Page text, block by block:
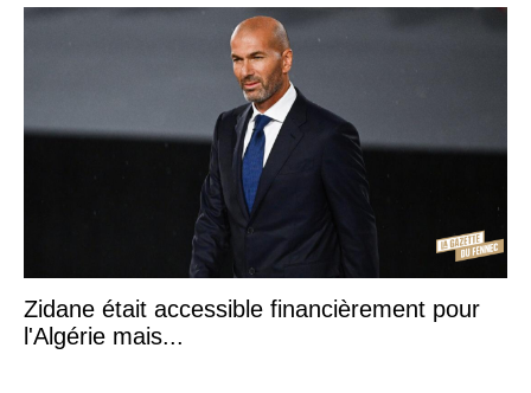
Zidane était accessible financièrement pour
l'Algérie mais...